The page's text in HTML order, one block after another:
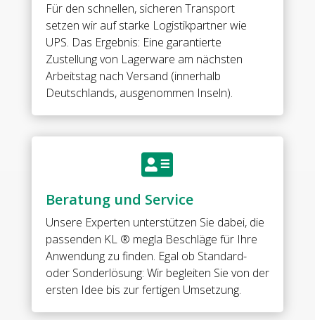
180°
base:
brass
finish:
ONYX
cover
mm
Für den schnellen, sicheren Transport
setzen wir auf starke Logistikpartner wie
UPS. Das Ergebnis: Eine garantierte
Zustellung von Lagerware am nächsten
Arbeitstag nach Versand (innerhalb
Deutschlands, ausgenommen Inseln).

Beratung und Service
Unsere Experten unterstützen Sie dabei, die
passenden KL ® megla Beschläge für Ihre
Anwendung zu finden. Egal ob Standard-
oder Sonderlösung: Wir begleiten Sie von der
ersten Idee bis zur fertigen Umsetzung.